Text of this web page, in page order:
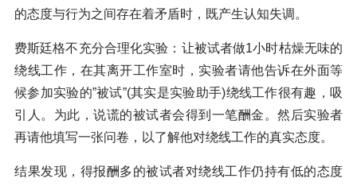
的态度与行为之间存在着矛盾时，既产生认知失调。
费斯廷格不充分合理化实验：让被试者做1小时枯燥无味的
绕线工作，在其离开工作室时，实验者请他告诉在外面等
候参加实验的”被试”(其实是实验助手)绕线工作很有趣，吸
引人。为此，说谎的被试者会得到一笔酬金。然后实验者
再请他填写一张问卷，以了解他对绕线工作的真实态度。
结果发现，得报酬多的被试者对绕线工作仍持有低的态度